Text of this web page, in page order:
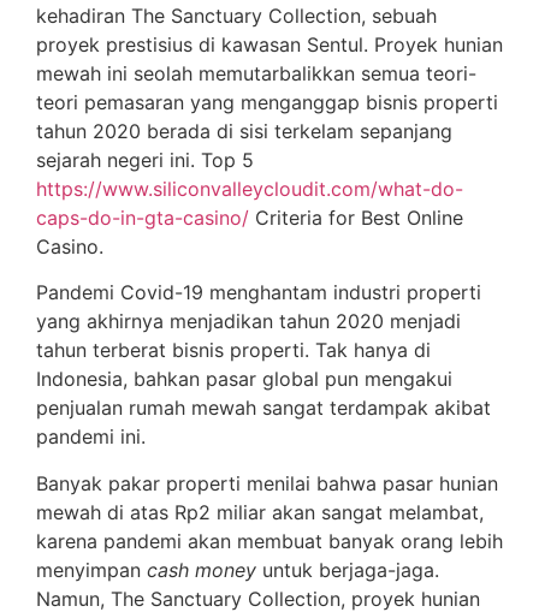
kehadiran The Sanctuary Collection, sebuah
proyek prestisius di kawasan Sentul. Proyek hunian
mewah ini seolah memutarbalikkan semua teori-
teori pemasaran yang menganggap bisnis properti
tahun 2020 berada di sisi terkelam sepanjang
sejarah negeri ini. Top 5
https://www.siliconvalleycloudit.com/what-do-
caps-do-in-gta-casino/ Criteria for Best Online
Casino.
Pandemi Covid-19 menghantam industri properti
yang akhirnya menjadikan tahun 2020 menjadi
tahun terberat bisnis properti. Tak hanya di
Indonesia, bahkan pasar global pun mengakui
penjualan rumah mewah sangat terdampak akibat
pandemi ini.
Banyak pakar properti menilai bahwa pasar hunian
mewah di atas Rp2 miliar akan sangat melambat,
karena pandemi akan membuat banyak orang lebih
menyimpan cash money untuk berjaga-jaga.
Namun, The Sanctuary Collection, proyek hunian